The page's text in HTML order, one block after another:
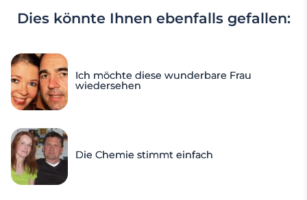
Dies könnte Ihnen ebenfalls gefallen:
Ich möchte diese wunderbare Frau
wiedersehen
Die Chemie stimmt einfach